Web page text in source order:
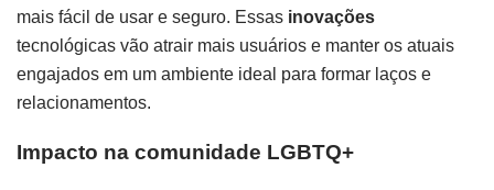
mais fácil de usar e seguro. Essas inovações
tecnológicas vão atrair mais usuários e manter os atuais
engajados em um ambiente ideal para formar laços e
relacionamentos.
Impacto na comunidade LGBTQ+